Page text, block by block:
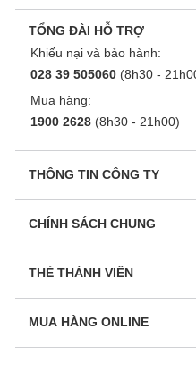
TỔNG ĐÀI HỖ TRỢ
Khiếu nại và bảo hành:
028 39 505060 (8h30 -
Mua hàng:
1900 2628 (8h30 - 21h00)
THÔNG TIN CÔNG TY
CHÍNH SÁCH CHUNG
THẺ THÀNH VIÊN
MUA HÀNG ONLINE